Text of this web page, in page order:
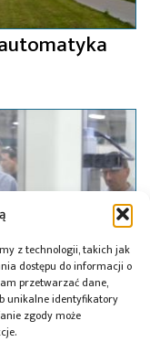
z technologii, takich jak
dostępu do informacji o
przetwarzać dane,
unikalne identyfikatory
zgody może